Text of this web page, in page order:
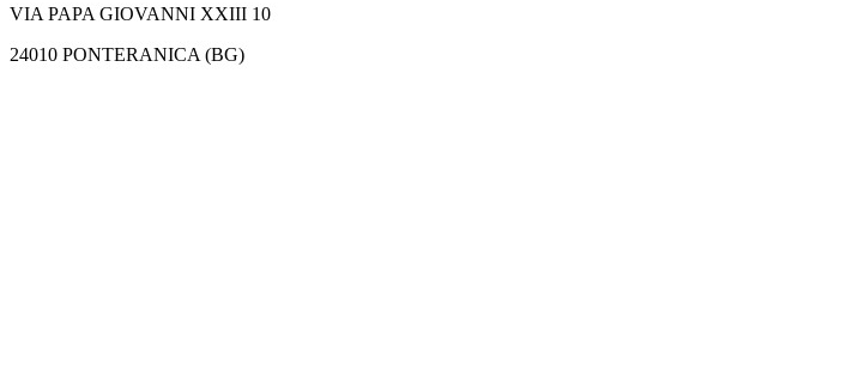
VIA PAPA GIOVANNI XXIII 10
24010 PONTERANICA (BG)